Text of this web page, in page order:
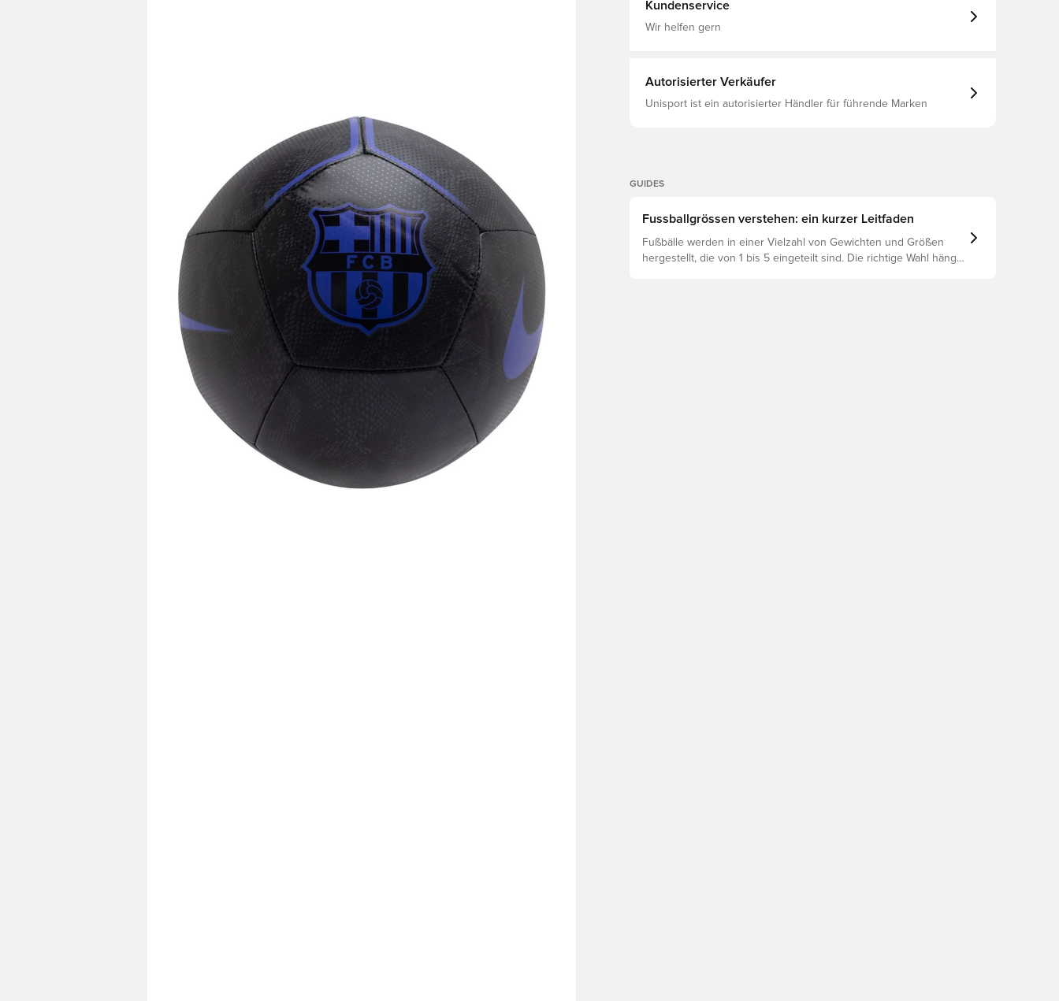
Kundenservice
Wir helfen gern
Autorisierter Verkäufer
Unisport ist ein autorisierter Händler für führende Marken
GUIDES
Fussballgrössen verstehen: ein kurzer Leitfaden
Fußbälle werden in einer Vielzahl von Gewichten und Größen
hergestellt, die von 1 bis 5 eingeteilt sind. Die richtige Wahl hängt